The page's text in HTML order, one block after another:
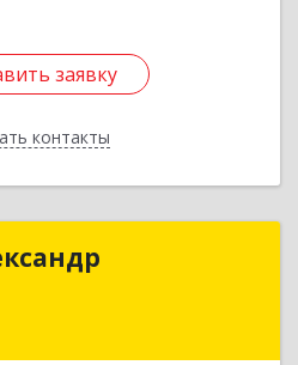
заявку
контакты
заявку
Назад
Александр